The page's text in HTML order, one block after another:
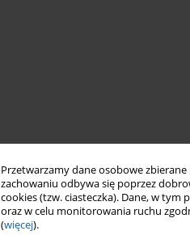
Przetwarzamy dane osobowe
zachowaniu odbywa się poprzez
cookies (tzw. ciasteczka). Dane, w tym
oraz w celu monitorowania ruchu
(więcej).